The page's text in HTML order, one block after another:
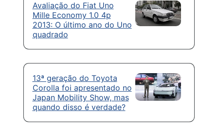
Avaliação do Fiat Uno
Mille Economy 1.0 4p
2013: O último ano do Uno
quadrado
13ª geração do Toyota
Corolla foi apresentado no
Japan Mobility Show, mas
quando disso é verdade?